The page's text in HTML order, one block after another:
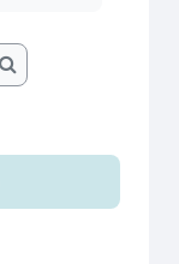
Buscar en los foros